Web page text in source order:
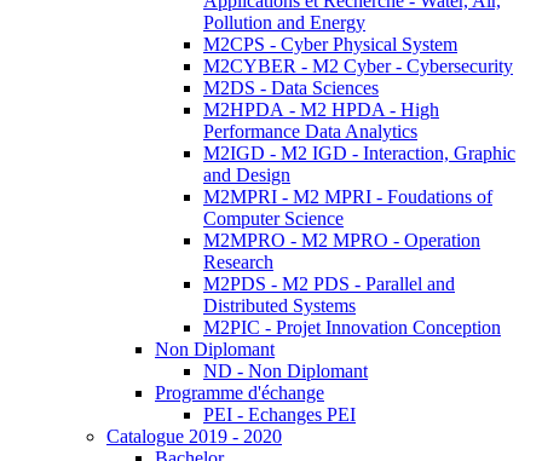
Pollution and Energy
M2CPS - Cyber Physical System
M2CYBER - M2 Cyber - Cybersecurity
M2DS - Data Sciences
M2HPDA - M2 HPDA - High
Performance Data Analytics
M2IGD - M2 IGD - Interaction, Graphic
and Design
M2MPRI - M2 MPRI - Foudations of
Computer Science
M2MPRO - M2 MPRO - Operation
Research
M2PDS - M2 PDS - Parallel and
Distributed Systems
M2PIC - Projet Innovation Conception
Non Diplomant
ND - Non Diplomant
Programme d'échange
PEI - Echanges PEI
Catalogue 2019 - 2020